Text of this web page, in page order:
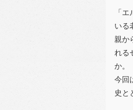
「
いる
親か
れる
か。
今回
史と